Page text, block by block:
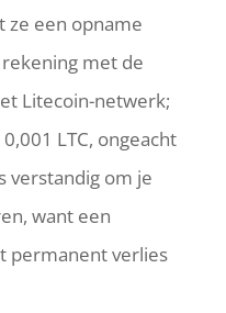
ze een opname
met de
Litecoin-netwerk;
LTC, ongeacht
verstandig om je
want een
permanent verlies